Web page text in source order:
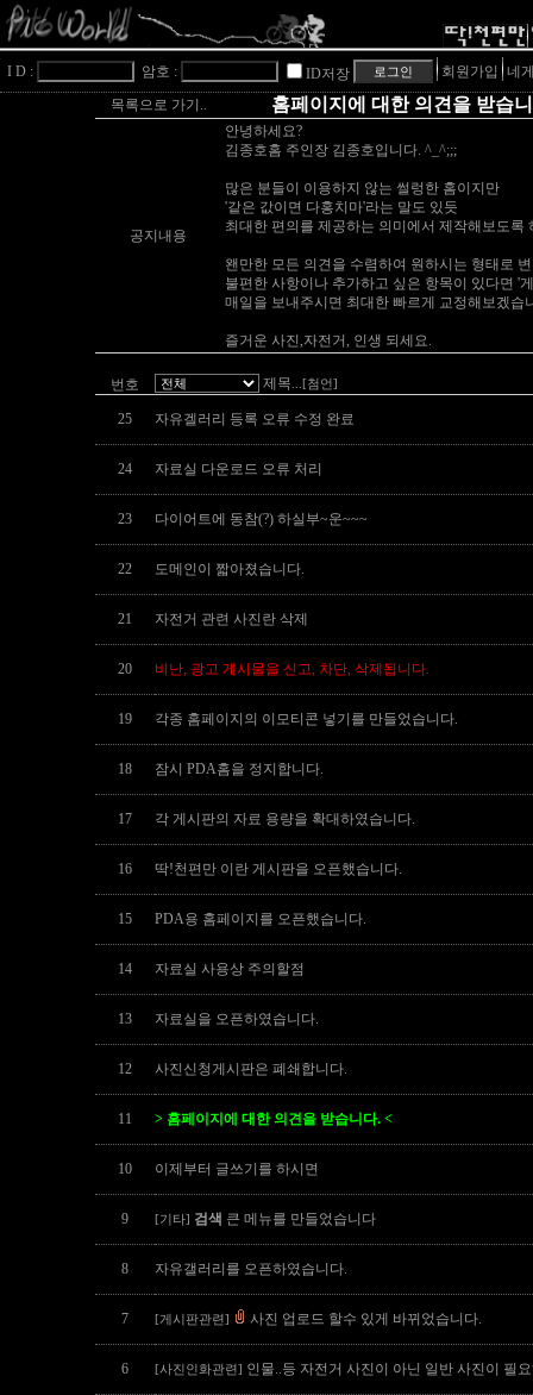
I D : 암호 : ID저장 회원가입
네
목록으로 가기..
홈페이지에 대한 의견을 받습
공지내용
안녕하세요?
김종호홈 주인장 김종호입니다. ^_^;;;
많은 분들이 이용하지 않는 썰렁한 홈이지만
'같은 값이면 다홍치마'라는 말도 있듯
최대한 편의를 제공하는 의미에서 제작해보도록
왠만한 모든 의견을 수렴하여 원하시는 형태로
불편한 사항이나 추가하고 싶은 항목이 있다면 '
매일을 보내주시면 최대한 빠르게 교정해보겠습
즐거운 사진,자전거, 인생 되세요.
번호 제목 ...[첨언]
25 자유겔러리 등록 오류 수정 완료
24 자료실 다운로드 오류 처리
23 다이어트에 동참(?) 하실부~운~~~
22 도메인이 짧아졌습니다.
21 자전거 관련 사진란 삭제
20 비난, 광고 게시물을 신고, 차단, 삭제됩니다.
19 각종 홈페이지의 이모티콘 넣기를 만들었습니다.
18 잠시 PDA홈을 정지합니다.
17 각 게시판의 자료 용량을 확대하였습니다.
16 딱!천편만 이란 게시판을 오픈했습니다.
15 PDA용 홈페이지를 오픈했습니다.
14 자료실 사용상 주의할점
13 자료실을 오픈하였습니다.
12 사진신청게시판은 폐쇄합니다.
11 > 홈페이지에 대한 의견을 받습니다. <
10 이제부터 글쓰기를 하시면
9 [기타] 검색 큰 메뉴를 만들었습니다
8 자유갤러리를 오픈하였습니다.
7 [게시판관련] 사진 업로드 할수 있게 바뀌었습니다.
6 [사진인화관련] 인물..등 자전거 사진이 아닌 일반 사진이 필